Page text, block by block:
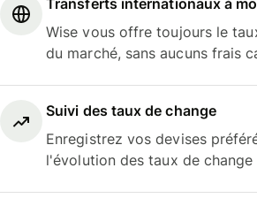
Wise vous offre toujours le
du marché, sans aucuns frais
Suivi des taux de change
Enregistrez vos devises
l'évolution des taux de